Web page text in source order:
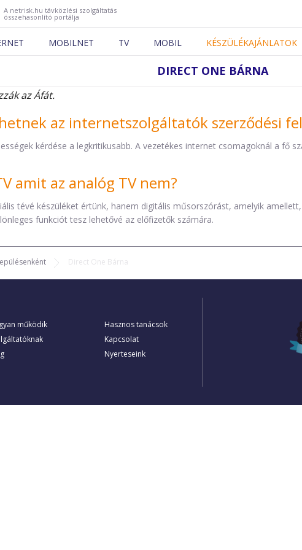
A netrisk.hu távközlési szolgáltatás
összehasonlító portálja
MOBILNET TV MOBIL KÉSZÜLÉKAJÁNLATOK
DIRECT ONE BÁRNA
az Áfát.
az internetszolgáltatók szerződési
kérdése a legkritikusabb. A vezetékes internet csomagoknál a fő
amit az analóg TV nem?
tévé készüléket értünk, hanem digitális műsorszórást, amelyik
funkciót tesz lehetővé az előfizetők számára.
Direct One Bárna
működik
Hasznos tanácsok
Kapcsolat
Nyerteseink